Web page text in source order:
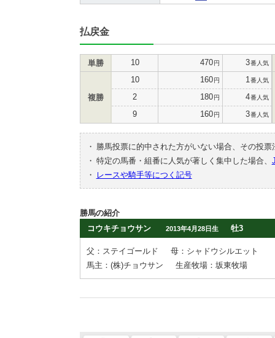
払戻金
単勝 10 470円 3番人気
複勝
10 160円 1 番人気
2 180円 4番人気
9 160円 3番人気
・
勝馬投票に的中された方がいない場合、その投
・ 特定の馬番・組番に人気が著しく集中した場合、
・
レースや騎手等につく記号
勝馬の紹介
コウキチョウサン
2013年4月28日生 牡3
父：ステイゴールド
母：シャドウシルエット
馬主：(株)チョウサン
生産牧場：坂東牧場